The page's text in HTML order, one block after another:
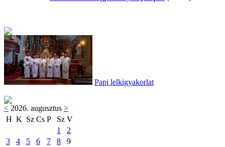
Papi lelkigyakorlat
< 2026. augusztus >
H K Sz Cs P Sz V
1
2
3
4 5 6 7 8
9